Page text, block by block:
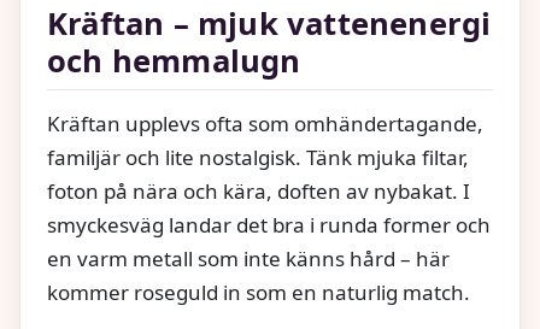
Kräftan – mjuk vattenenergi
och hemmalugn
Kräftan upplevs ofta som omhändertagande,
familjär och lite nostalgisk. Tänk mjuka filtar,
foton på nära och kära, doften av nybakat. I
smyckesväg landar det bra i runda former och
en varm metall som inte känns hård – här
kommer roseguld in som en naturlig match.